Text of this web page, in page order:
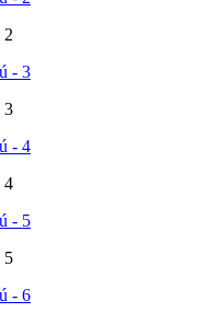
2
3
4
5